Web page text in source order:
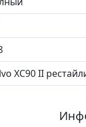
XC90 II